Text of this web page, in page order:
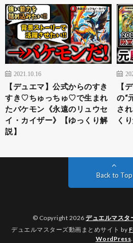
2021.10.16
【デュエマ】公式からのすき
すき♡ちゅっちゅ♡で生まれ
たバケモン《永遠のリュウセ
イ・カイザー》【ゆっくり解
説】
【
の“
さ
く
Back to Top
© Copyright 2026デュエルマスタ
デュエルマスターズ動画まとめサイト by
WordPress.